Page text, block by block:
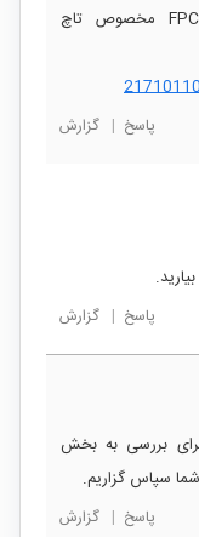
کانکتور FPC 1.0MM 4Pin Bottom مخصوص تاچ
پاسخ | گزارش
پاسخ | گزارش
بررسی به بخش
سپاس گزاریم.
پاسخ | گزارش